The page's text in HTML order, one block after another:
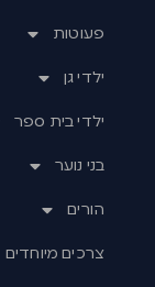
פעוטות
ילדי גן
ילדי בית ספר
בני נוער
הורים
צרכים מיוחדים